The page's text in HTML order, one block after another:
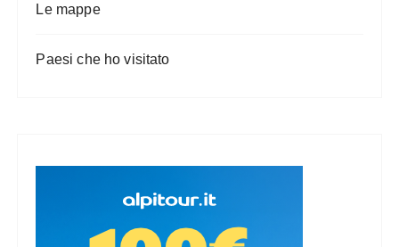
Le mappe
Paesi che ho visitato